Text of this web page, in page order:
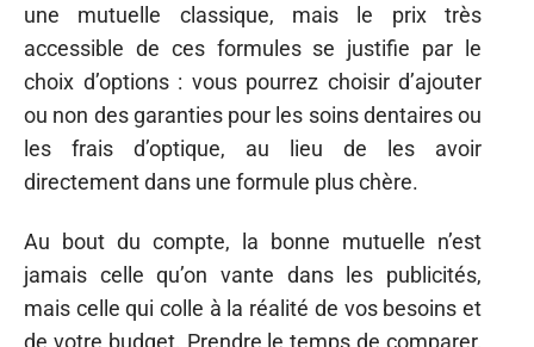
une mutuelle classique, mais le prix très
accessible de ces formules se justifie par le
choix d’options : vous pourrez choisir d’ajouter
ou non des garanties pour les soins dentaires ou
les frais d’optique, au lieu de les avoir
directement dans une formule plus chère.
Au bout du compte, la bonne mutuelle n’est
jamais celle qu’on vante dans les publicités,
mais celle qui colle à la réalité de vos besoins et
de votre budget. Prendre le temps de comparer,